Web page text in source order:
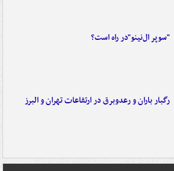
"سوپر ال‌نینو"در راه است؟
رگبار باران و رعدوبرق در ارتفاعات تهران و البرز